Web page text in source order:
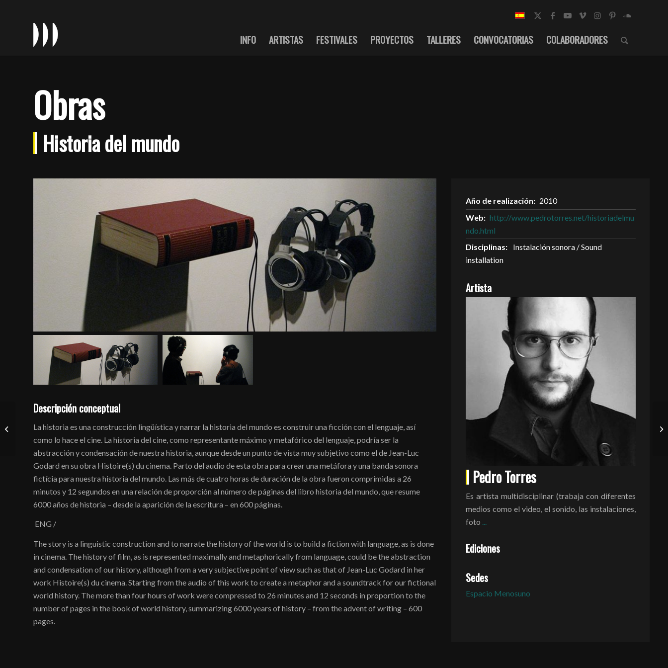
INFO ARTISTAS FESTIVALES PROYECTOS TALLERES CONVOCATORIAS COLABORADORES
Obras
Historia del mundo
Descripción conceptual
La historia es una construcción lingüística y narrar la historia del mundo es construir una ficción con el lenguaje, así
como lo hace el cine. La historia del cine, como representante máximo y metafórico del lenguaje, podría ser la
abstracción y condensación de nuestra historia, aunque desde un punto de vista muy subjetivo como el de Jean-Luc
Godard en su obra Histoire(s) du cinema. Parto del audio de esta obra para crear una metáfora y una banda sonora
fictícia para nuestra historia del mundo. Las más de cuatro horas de duración de la obra fueron comprimidas a 26
minutos y 12 segundos en una relación de proporción al número de páginas del libro historia del mundo, que resume
6000 años de historia – desde la aparición de la escritura – en 600 páginas.
ENG /
The story is a linguistic construction and to narrate the history of the world is to build a fiction with language, as is done
in cinema. The history of film, as is represented maximally and metaphorically from language, could be the abstraction
and condensation of our history, although from a very subjective point of view such as that of Jean-Luc Godard in her
work Histoire(s) du cinema. Starting from the audio of this work to create a metaphor and a soundtrack for our fictional
world history. The more than four hours of work were compressed to 26 minutes and 12 seconds in proportion to the
number of pages in the book of world history, summarizing 6000 years of history – from the advent of writing – 600
pages.
Año de realización: 2010
Web: http://www.pedrotorres.net/historiadelmu
ndo.html
Disciplinas:
Instalación sonora / Sound
installation
Artista
Pedro Torres
Es artista multidisciplinar (trabaja con diferentes
medios como el video, el sonido, las instalaciones,
foto ...
Ediciones
Sedes
Espacio Menosuno
Performance sonora